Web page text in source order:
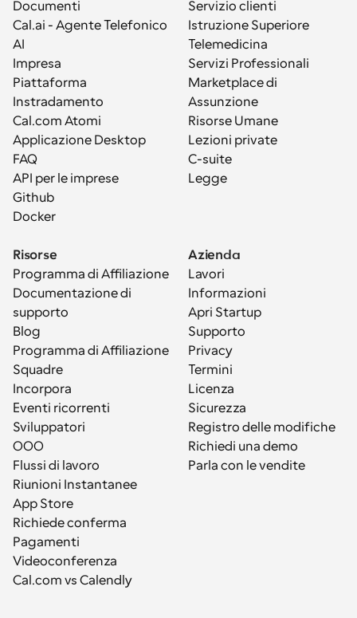
Documenti
Cal.ai - Agente Telefonico
AI
Impresa
Piattaforma
Instradamento
Cal.com Atomi
Applicazione Desktop
FAQ
API per le imprese
Github
Docker
Servizio clienti
Istruzione Superiore
Telemedicina
Servizi Professionali
Marketplace di
Assunzione
Risorse Umane
Lezioni private
C-suite
Legge
Risorse
Programma di Affiliazione
Documentazione di
supporto
Blog
Programma di Affiliazione
Squadre
Incorpora
Eventi ricorrenti
Sviluppatori
OOO
Flussi di lavoro
Riunioni Instantanee
App Store
Richiede conferma
Pagamenti
Videoconferenza
Cal.com vs Calendly
Azienda
Lavori
Informazioni
Apri Startup
Supporto
Privacy
Termini
Licenza
Sicurezza
Registro delle modifiche
Richiedi una demo
Parla con le vendite